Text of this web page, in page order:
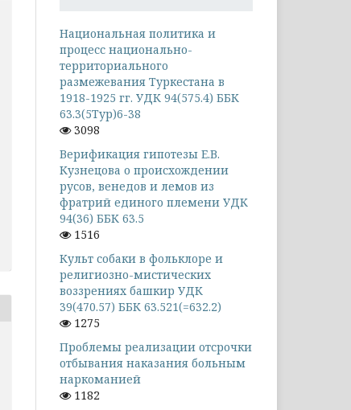
Национальная политика и
процесс национально-
территориального
размежевания Туркестана в
1918-1925 гг. УДК 94(575.4) ББК
63.3(5Тур)6-38
3098
Верификация гипотезы Е.В.
Кузнецова о происхождении
русов, венедов и лемов из
фратрий единого племени УДК
94(36) ББК 63.5
1516
Культ собаки в фольклоре и
религиозно-мистических
воззрениях башкир УДК
39(470.57) ББК 63.521(=632.2)
1275
Проблемы реализации отсрочки
отбывания наказания больным
наркоманией
1182